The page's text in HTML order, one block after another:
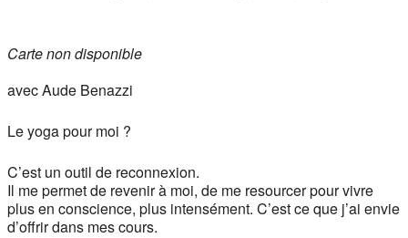
Carte non disponible
avec Aude Benazzi
Le yoga pour moi ?
C’est un outil de reconnexion.
Il me permet de revenir à moi, de me resourcer pour vivre
plus en conscience, plus intensément. C’est ce que j’ai envie
d’offrir dans mes cours.